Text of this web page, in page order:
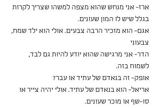
ארז- אני מנחש שהוא מצפה למשהו שצריך לקרות
בגלל שיש לו המון שעונים.
אגם- הוא מזכיר הרבה צבעים. אולי הוא ילד שמח,
צבעוני
הדר- אני מרגישה שהוא יודע להיות גם לבד,
לשמוח בזה.
אופק- זה בנאדם של עתיד או עבר?
אריאל- הוא בנאדם של עתיד. אולי יהיה צייר או
סו-שף או מוכר שעונים.